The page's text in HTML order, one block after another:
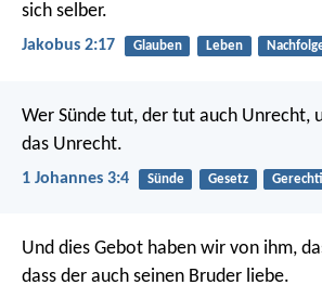
sich selber.
Jakobus 2:17 Glauben Leben
Wer Sünde tut, der tut auch Unrecht,
das Unrecht.
1 Johannes 3:4 Sünde Gesetz
Und dies Gebot haben wir von ihm,
dass der auch seinen Bruder liebe.